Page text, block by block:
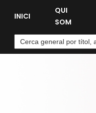
INICI
QUI
SOM